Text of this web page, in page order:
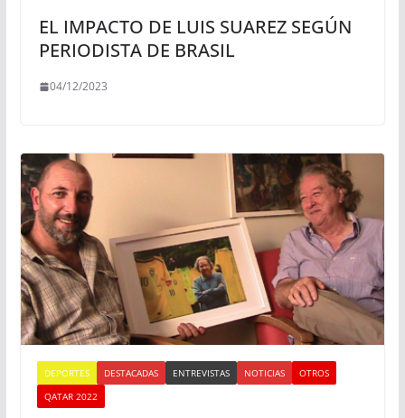
EL IMPACTO DE LUIS SUAREZ SEGÚN
PERIODISTA DE BRASIL
04/12/2023
DEPORTES DESTACADAS ENTREVISTAS NOTICIAS
OTROS
QATAR 2022